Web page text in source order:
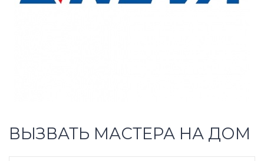
ВЫЗВАТЬ МАСТЕРА НА ДОМ